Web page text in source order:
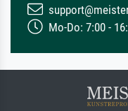
Mo-Do: 7:00 -